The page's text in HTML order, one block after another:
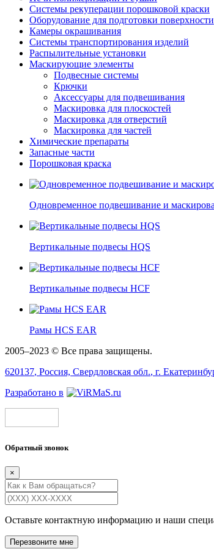
Системы рекуперации порошковой краски
Оборудование для подготовки поверхности
Камеры окрашивания
Системы транспортирования изделий
Распылительные установки
Маскирующие элементы
Подвесные системы
Крючки
Аксессуары для подвешивания
Маскировка для плоскостей
Маскировка для отверстий
Маскировка для частей
Химические препараты
Запасные части
Порошковая краска
Одновременное подвешивание и
Вертикальные подвесы HQS
Вертикальные подвесы HCF
Рамы HCS EAR
2005–2023 © Все права защищены.
620137, Россия, Свердловская обл., г.
Разработано в
Обратный звонок
×
Оставьте контактную информацию и наши
Перезвоните мне